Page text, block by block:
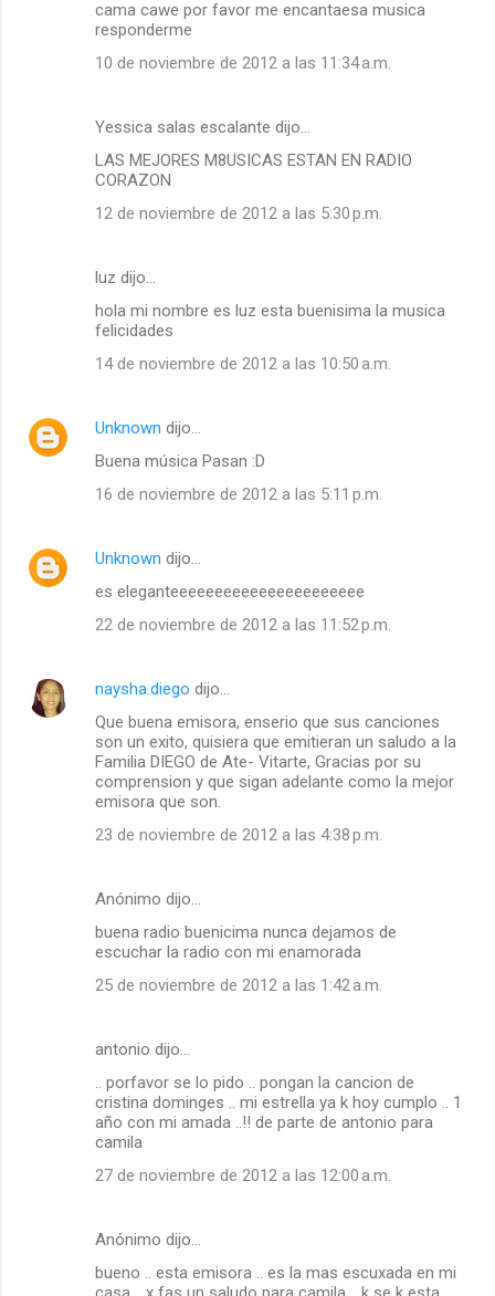
cama cawe por favor me encantaesa musica
responderme
10 de noviembre de 2012 a las 11:34 a.m.
Yessica salas escalante dijo…
LAS MEJORES M8USICAS ESTAN EN RADIO
CORAZON
12 de noviembre de 2012 a las 5:30 p.m.
luz dijo…
hola mi nombre es luz esta buenisima la musica
felicidades
14 de noviembre de 2012 a las 10:50 a.m.
Unknown dijo…
Buena música Pasan :D
16 de noviembre de 2012 a las 5:11 p.m.
Unknown dijo…
es eleganteeeeeeeeeeeeeeeeeeeeee
22 de noviembre de 2012 a las 11:52 p.m.
naysha.diego dijo…
Que buena emisora, enserio que sus canciones
son un exito, quisiera que emitieran un saludo a la
Familia DIEGO de Ate- Vitarte, Gracias por su
comprension y que sigan adelante como la mejor
emisora que son.
23 de noviembre de 2012 a las 4:38 p.m.
Anónimo dijo…
buena radio buenicima nunca dejamos de
escuchar la radio con mi enamorada
25 de noviembre de 2012 a las 1:42 a.m.
antonio dijo…
.. porfavor se lo pido .. pongan la cancion de
cristina dominges .. mi estrella ya k hoy cumplo .. 1
año con mi amada ..!! de parte de antonio para
camila
27 de noviembre de 2012 a las 12:00 a.m.
Anónimo dijo…
bueno .. esta emisora .. es la mas escuxada en mi